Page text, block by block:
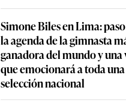
Simone Biles en Lima:
la agenda de la gimnasta
ganadora del mundo y una
que emocionará a toda una
selección nacional